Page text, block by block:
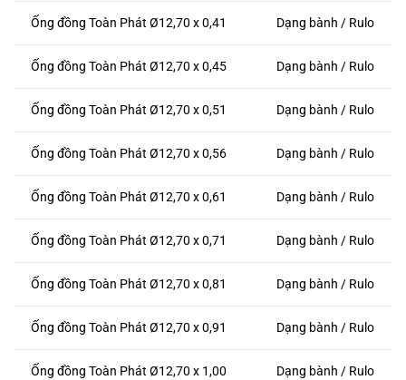
Ống đồng Toàn Phát Ø12,70 x 0,41 Dạng bành / Rulo
Ống đồng Toàn Phát Ø12,70 x 0,45 Dạng bành / Rulo
Ống đồng Toàn Phát Ø12,70 x 0,51 Dạng bành / Rulo
Ống đồng Toàn Phát Ø12,70 x 0,56 Dạng bành / Rulo
Ống đồng Toàn Phát Ø12,70 x 0,61 Dạng bành / Rulo
Ống đồng Toàn Phát Ø12,70 x 0,71 Dạng bành / Rulo
Ống đồng Toàn Phát Ø12,70 x 0,81 Dạng bành / Rulo
Ống đồng Toàn Phát Ø12,70 x 0,91 Dạng bành / Rulo
Ống đồng Toàn Phát Ø12,70 x 1,00 Dạng bành / Rulo